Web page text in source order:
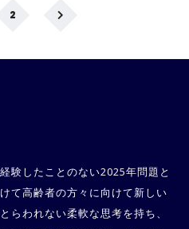
2
験したことのない2025年問題と
て高齢者の方々に向けて新しい
らわれない柔軟な思考を持ち、